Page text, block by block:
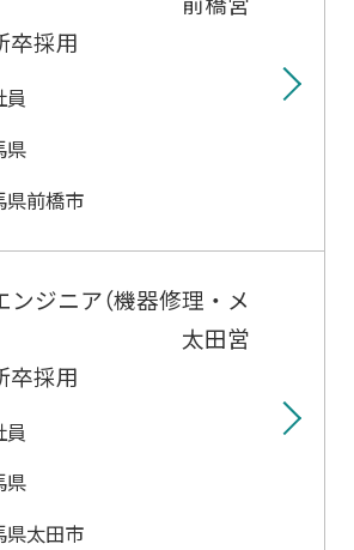
卒採用
員
県
県前橋市
ジニア（機器修理・メ
ス） 太田営
卒採用
員
県
県太田市